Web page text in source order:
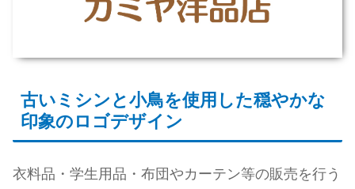
古いミシンと小鳥を使用した穏やかな
印象のロゴデザイン
衣料品・学生用品・布団やカーテン等の販売を行う